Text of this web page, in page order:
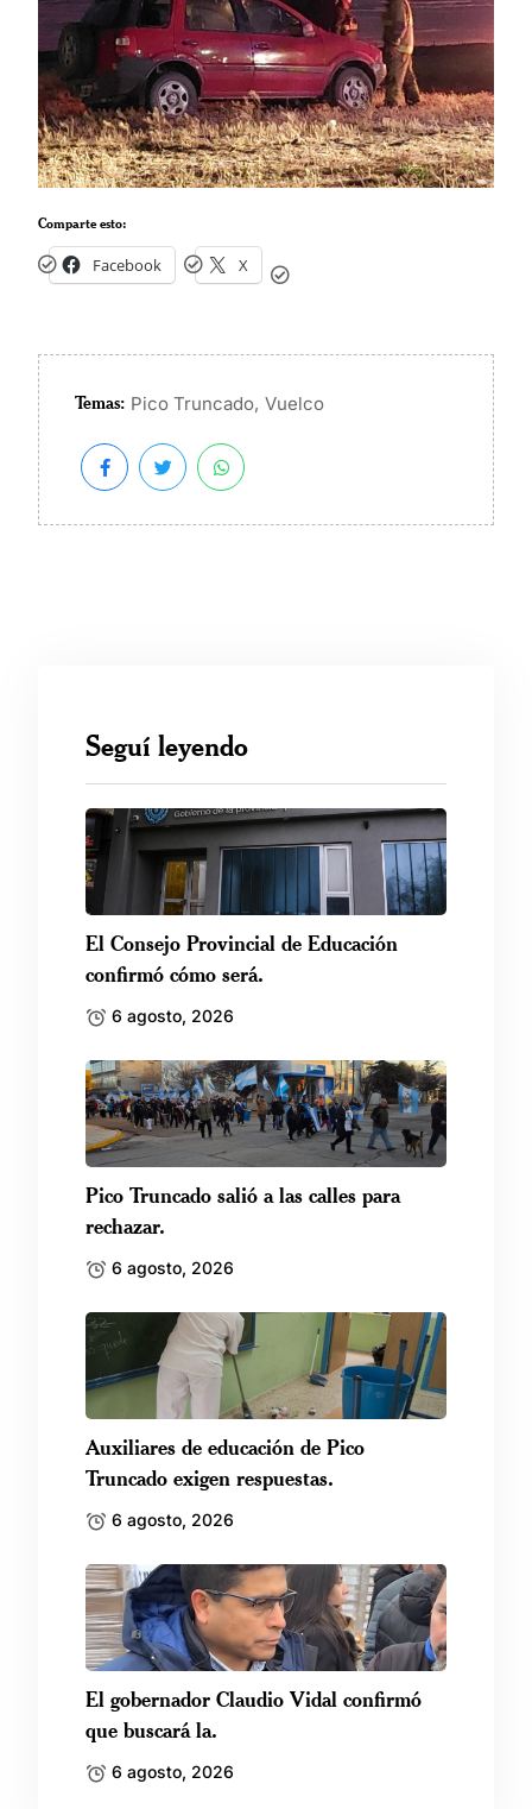
Comparte esto:
Facebook X
Temas: Pico Truncado, Vuelco
Seguí leyendo
El Consejo Provincial de Educación
confirmó cómo será.
6 agosto, 2026
Pico Truncado salió a las calles para
rechazar.
6 agosto, 2026
Auxiliares de educación de Pico
Truncado exigen respuestas.
6 agosto, 2026
El gobernador Claudio Vidal confirmó
que buscará la.
6 agosto, 2026